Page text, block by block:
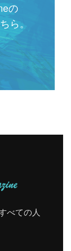
の
ら。
べての人